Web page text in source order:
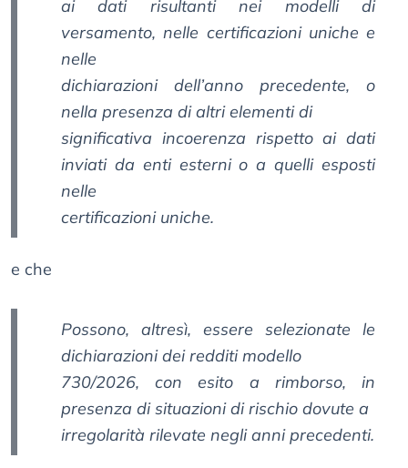
ai dati risultanti nei modelli di
versamento, nelle certificazioni uniche e
nelle
dichiarazioni dell’anno precedente, o
nella presenza di altri elementi di
significativa incoerenza rispetto ai dati
inviati da enti esterni o a quelli esposti
nelle
certificazioni uniche.
e che
Possono, altresì, essere selezionate le
dichiarazioni dei redditi modello
730/2026, con esito a rimborso, in
presenza di situazioni di rischio dovute a
irregolarità rilevate negli anni precedenti.